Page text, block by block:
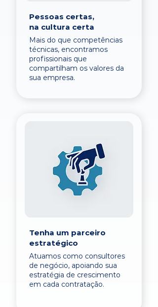
Pessoas certas,
na cultura certa
Mais do que competências
técnicas, encontramos
profissionais que
compartilham os valores da
sua empresa.
Tenha um parceiro
estratégico
Atuamos como consultores
de negócio, apoiando sua
estratégia de crescimento
em cada contratação.